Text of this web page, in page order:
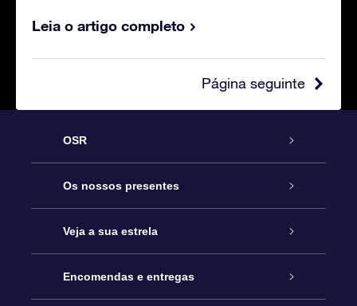
Leia o artigo completo
Página seguinte
OSR
Serviço
Contactos
O Blog
Os nossos presentes
Prenda Star Online
Pacote Prenda OSR
Veja a sua estrela
Registo de Estrela
Encomendas e entregas